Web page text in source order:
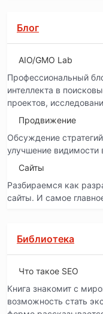
Блог
AIO/GMO Lab
Профессиональный
интеллекта в
проектов,
Продвижение
Обсуждение
улучшение видимости
Сайты
Разбираемся как
сайты. И самое
Библиотека
Что такое SEO
Книга знакомит с
возможность стать